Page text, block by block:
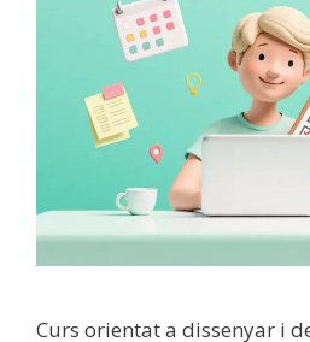
Curs orientat a dissenyar i